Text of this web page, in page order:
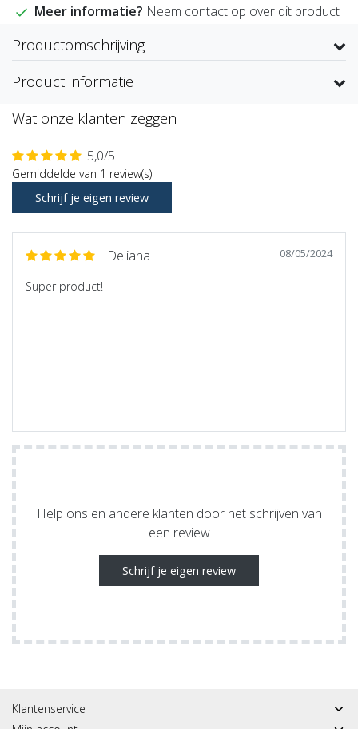
Meer informatie? Neem contact op over dit product
Productomschrijving
Product informatie
Wat onze klanten zeggen
5,0/5
Gemiddelde van 1 review(s)
Schrijf je eigen review
Deliana 08/05/2024
Super product!
Help ons en andere klanten door het schrijven van
een review
Schrijf je eigen review
Klantenservice